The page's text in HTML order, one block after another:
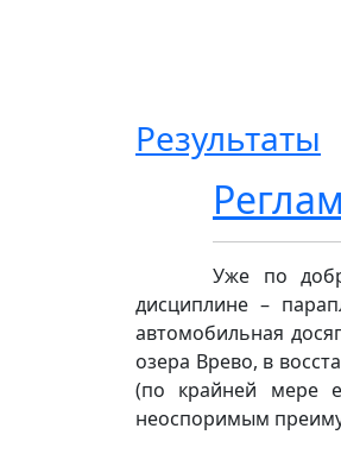
Результаты
Уже по
дисциплине –
автомобильная
озера Врево, в
(по крайней мере
неоспоримым